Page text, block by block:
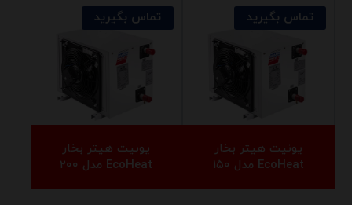
یونیت هیتر بخار
EcoHeat مدل ۱۵۰
تماس بگیرید
یونیت هیتر بخار
EcoHeat مدل ۲۰۰
تماس بگیرید